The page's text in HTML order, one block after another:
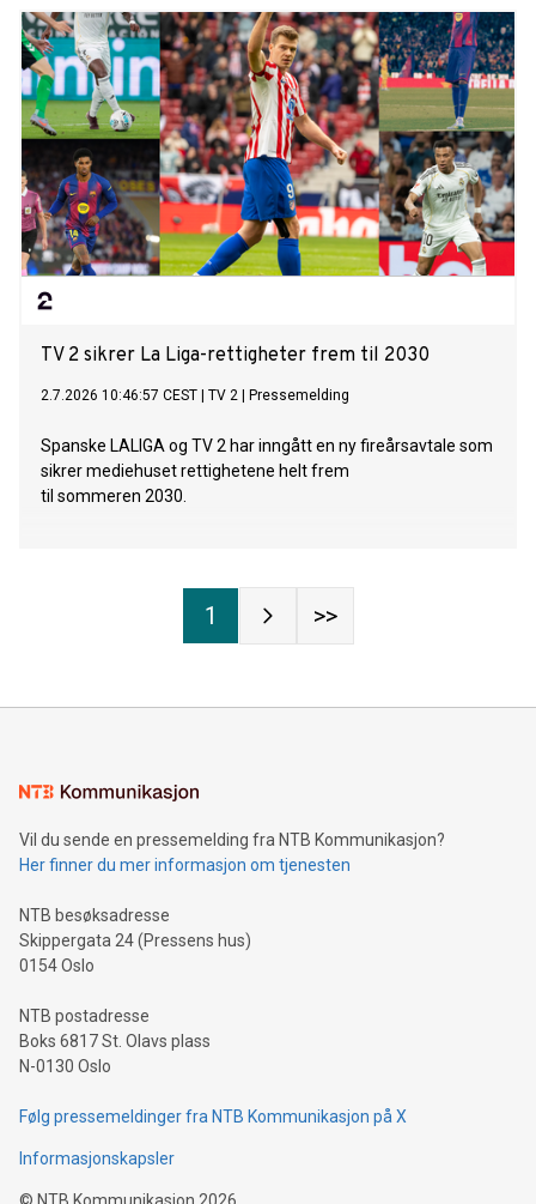
TV 2 sikrer La Liga-rettigheter frem til 2030
2.7.2026 10:46:57 CEST TV 2 Pressemelding
Spanske LALIGA og TV 2 har inngått en ny fireårsavtale som
sikrer mediehuset rettighetene helt frem
til sommeren 2030.
1 >>
Vil du sende en pressemelding fra NTB Kommunikasjon?
Her finner du mer informasjon om tjenesten
NTB besøksadresse
Skippergata 24 (Pressens hus)
0154 Oslo
NTB postadresse
Boks 6817 St. Olavs plass
N-0130 Oslo
Følg pressemeldinger fra NTB Kommunikasjon på X
Informasjonskapsler